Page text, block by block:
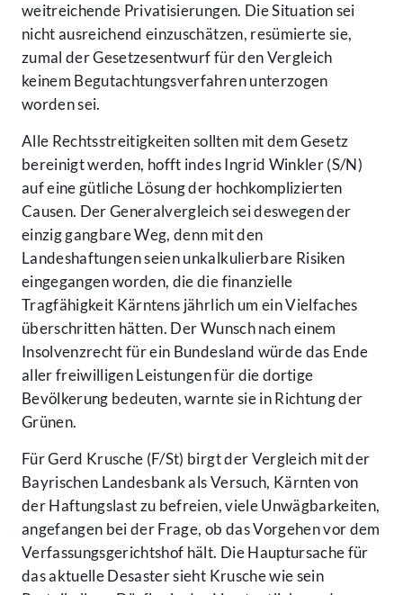
weitreichende Privatisierungen. Die Situation sei
nicht ausreichend einzuschätzen, resümierte sie,
zumal der Gesetzesentwurf für den Vergleich
keinem Begutachtungsverfahren unterzogen
worden sei.
Alle Rechtsstreitigkeiten sollten mit dem Gesetz
bereinigt werden, hofft indes Ingrid Winkler (S/N)
auf eine gütliche Lösung der hochkomplizierten
Causen. Der Generalvergleich sei deswegen der
einzig gangbare Weg, denn mit den
Landeshaftungen seien unkalkulierbare Risiken
eingegangen worden, die die finanzielle
Tragfähigkeit Kärntens jährlich um ein Vielfaches
überschritten hätten. Der Wunsch nach einem
Insolvenzrecht für ein Bundesland würde das Ende
aller freiwilligen Leistungen für die dortige
Bevölkerung bedeuten, warnte sie in Richtung der
Grünen.
Für Gerd Krusche (F/St) birgt der Vergleich mit der
Bayrischen Landesbank als Versuch, Kärnten von
der Haftungslast zu befreien, viele Unwägbarkeiten,
angefangen bei der Frage, ob das Vorgehen vor dem
Verfassungsgerichtshof hält. Die Hauptursache für
das aktuelle Desaster sieht Krusche wie sein